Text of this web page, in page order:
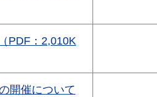
PDF：2,010K
開催について